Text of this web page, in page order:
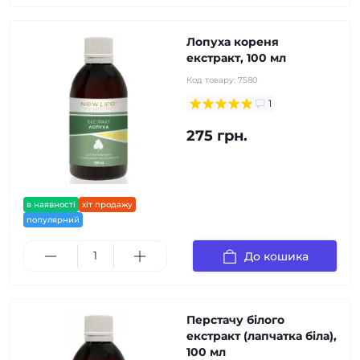
в наявності
хіт продажу
популярний
Лопуха кореня
екстракт, 100 мл
Код товару: 7580
1
275 грн.
До кошика
Перстачу білого
екстракт (лапчатка біла),
100 мл